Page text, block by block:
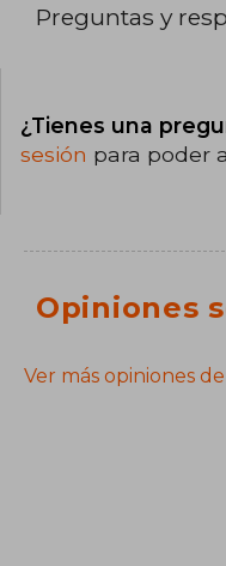
Preguntas y
¿Tienes una
sesión para poder
Opiniones
Ver más opiniones